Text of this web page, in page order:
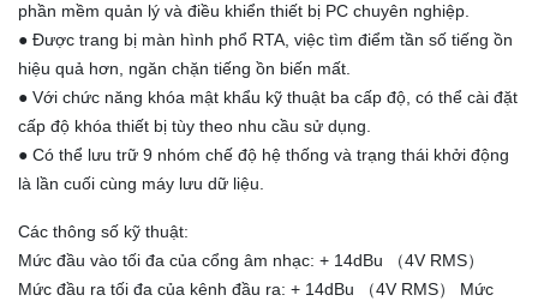
phần mềm quản lý và điều khiển thiết bị PC chuyên nghiệp.
● Được trang bị màn hình phổ RTA, việc tìm điểm tần số tiếng ồn
hiệu quả hơn, ngăn chặn tiếng ồn biến mất.
● Với chức năng khóa mật khẩu kỹ thuật ba cấp độ, có thể cài đặt
cấp độ khóa thiết bị tùy theo nhu cầu sử dụng.
● Có thể lưu trữ 9 nhóm chế độ hệ thống và trạng thái khởi động
là lần cuối cùng máy lưu dữ liệu.
Các thông số kỹ thuật:
Mức đầu vào tối đa của cổng âm nhạc: + 14dBu （4V RMS）
Mức đầu ra tối đa của kênh đầu ra: + 14dBu （4V RMS） Mức